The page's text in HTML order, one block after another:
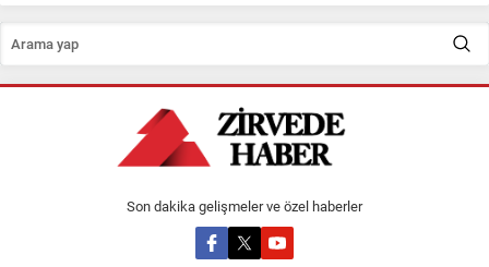
Son dakika gelişmeler ve özel haberler